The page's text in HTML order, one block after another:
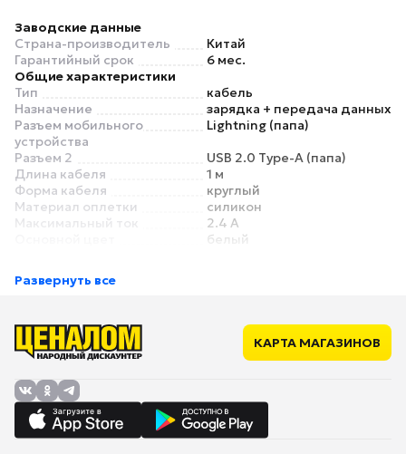
Заводские данные
Страна-производитель
Китай
Гарантийный срок
6 мес.
Общие характеристики
Тип
кабель
Назначение
зарядка + передача данных
Разъем мобильного
устройства
Lightning (папа)
Разъем 2
USB 2.0 Type-A (папа)
Длина кабеля
1 м
Форма кабеля
круглый
Материал оплетки
силикон
Максимальный ток
2.4 А
белый
Съемный магнитный
LED-индикатор /
подсветка
Развернуть все
КАРТА МАГАЗИНОВ